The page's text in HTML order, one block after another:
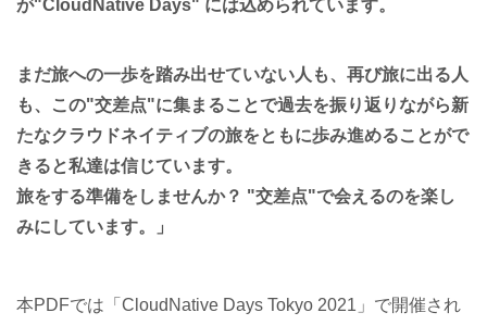
が"CloudNative Days" には込められています。
まだ旅への一歩を踏み出せていない人も、再び旅に出る人
も、この"交差点"に集まることで過去を振り返りながら新
たなクラウドネイティブの旅をともに歩み進めることがで
きると私達は信じています。
旅をする準備をしませんか？ "交差点"で会えるのを楽し
みにしています。」
本PDFでは「CloudNative Days Tokyo 2021」で開催され